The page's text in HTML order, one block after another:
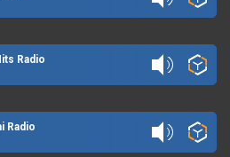
Radio
Radio